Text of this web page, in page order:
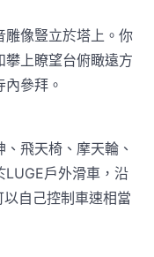
雕像豎立於塔上。你
攀上瞭望台俯瞰遠方
參拜。
飛天椅、摩天輪、
戶外滑車，沿
自己控制車速相當